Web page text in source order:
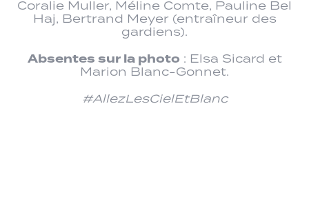
Coralie Muller, Méline Comte, Pauline Bel
Haj, Bertrand Meyer (entraîneur des
gardiens).
Absentes sur la photo : Elsa Sicard et
Marion Blanc-Gonnet.
#AllezLesCielEtBlanc